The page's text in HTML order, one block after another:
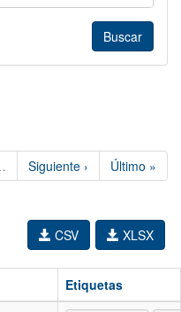
Siguiente › Último »
XLSX
CSV
Etiquetas